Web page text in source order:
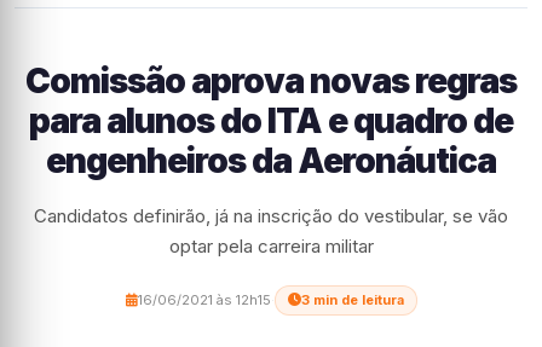
Comissão aprova novas regras
para alunos do ITA e quadro de
engenheiros da Aeronáutica
Candidatos definirão, já na inscrição do vestibular, se vão
optar pela carreira militar
16/06/2021 às 12h15 3 min de leitura